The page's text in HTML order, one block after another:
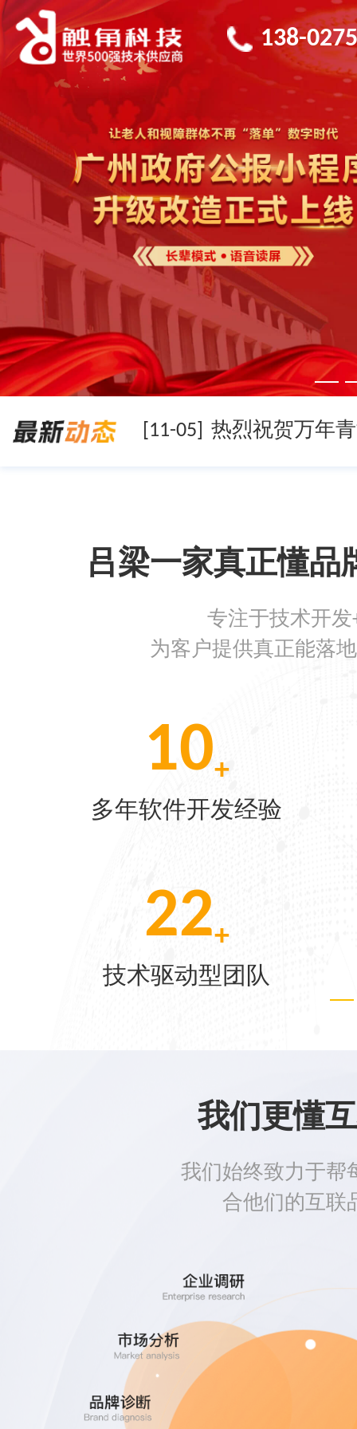
138-
[11-05]
[11-05]
[08-19]
[05-28]
[05-21]
吕梁一家真正懂品
专注于技术开
为客户提供真正能落
233
多家世界500强企业的共同选择
5+
辅导5+企业拿到融资
我们更懂
我们始终致力于帮
合他们的互联